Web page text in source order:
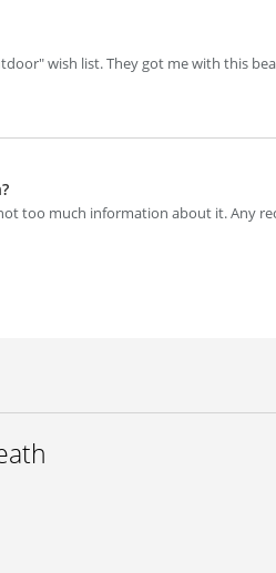
wish list. They got me with this
too much information about it. Any